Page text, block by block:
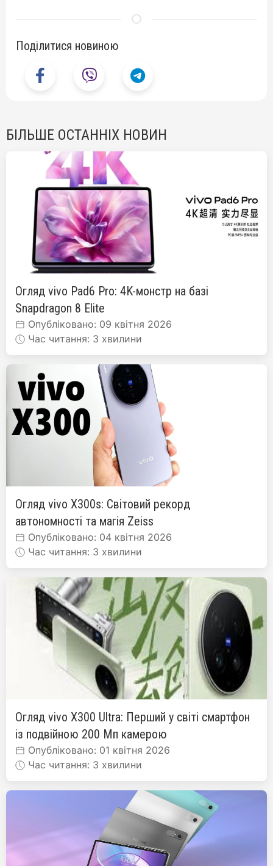
Поділитися новиною
БІЛЬШЕ ОСТАННІХ НОВИН
Огляд vivo Pad6 Pro: 4K-монстр на базі
Snapdragon 8 Elite
Опубліковано: 09 квітня 2026
Час читання: 3 хвилини
Огляд vivo X300s: Світовий рекорд
автономності та магія Zeiss
Опубліковано: 04 квітня 2026
Час читання: 3 хвилини
Огляд vivo X300 Ultra: Перший у світі смартфон
із подвійною 200 Мп камерою
Опубліковано: 01 квітня 2026
Час читання: 3 хвилини